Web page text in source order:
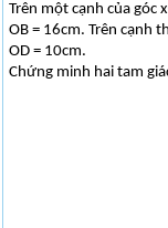
Trên một cạnh của góc
OB = 16cm. Trên cạnh
OD = 10cm.
Chứng minh hai tam